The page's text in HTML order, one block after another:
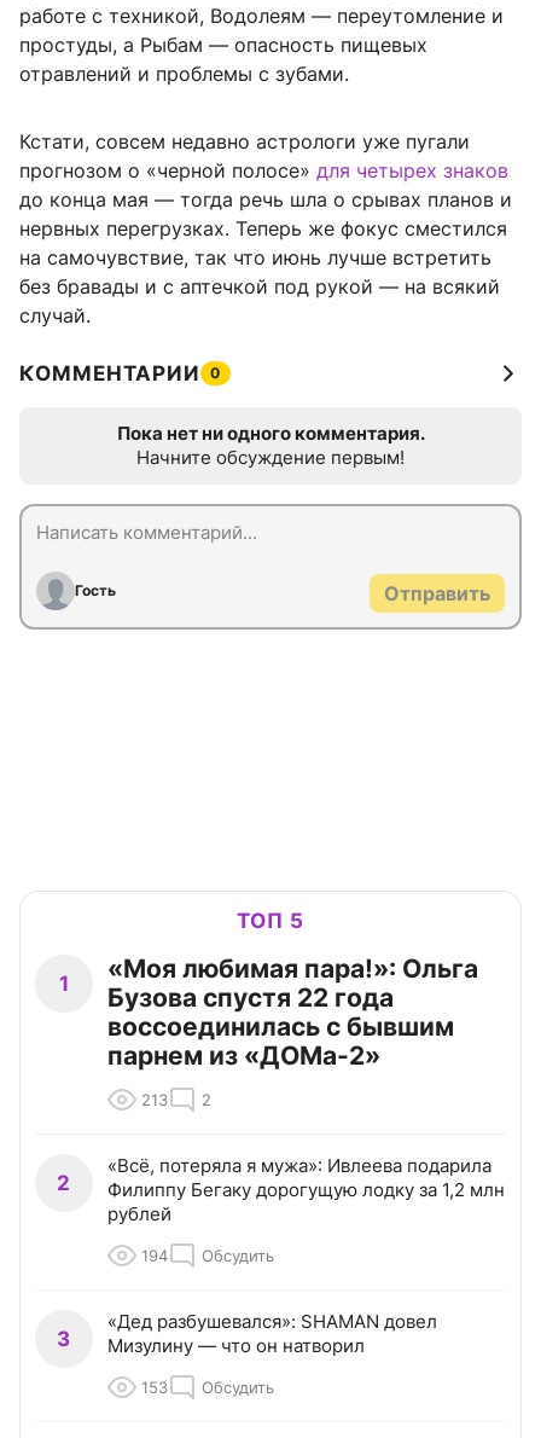
работе с техникой, Водолеям — переутомление и
простуды, а Рыбам — опасность пищевых
отравлений и проблемы с зубами.
Кстати, совсем недавно астрологи уже пугали
прогнозом о «черной полосе» для четырех знаков
до конца мая — тогда речь шла о срывах планов и
нервных перегрузках. Теперь же фокус сместился
на самочувствие, так что июнь лучше встретить
без бравады и с аптечкой под рукой — на всякий
случай.
КОММЕНТАРИИ 0
Пока нет ни одного комментария.
Начните обсуждение первым!
Гость Отправить
ТОП 5
1
«Моя любимая пара!»: Ольга
Бузова спустя 22 года
воссоединилась с бывшим
парнем из «ДОМа-2»
213 2
2
«Всё, потеряла я мужа»: Ивлеева подарила
Филиппу Бегаку дорогущую лодку за 1,2 млн
рублей
194 Обсудить
3
«Дед разбушевался»: SHAMAN довел
Мизулину — что он натворил
153 Обсудить